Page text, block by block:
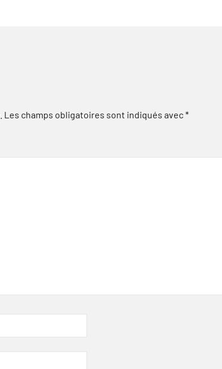
Les champs obligatoires sont indiqués avec*